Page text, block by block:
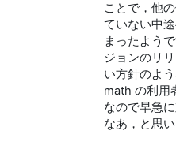
ことで，他
ていない中
まったよう
ジョンのリ
い方針のよ
math の利用
なので早急
なあ，と思い